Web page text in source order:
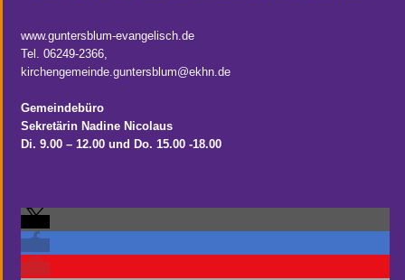
www.guntersblum-evangelisch.de
Tel. 06249-2366,
kirchengemeinde.guntersblum@ekhn.de
Gemeindebüro
Sekretärin Nadine Nicolaus
Di. 9.00 – 12.00 und Do. 15.00 -18.00